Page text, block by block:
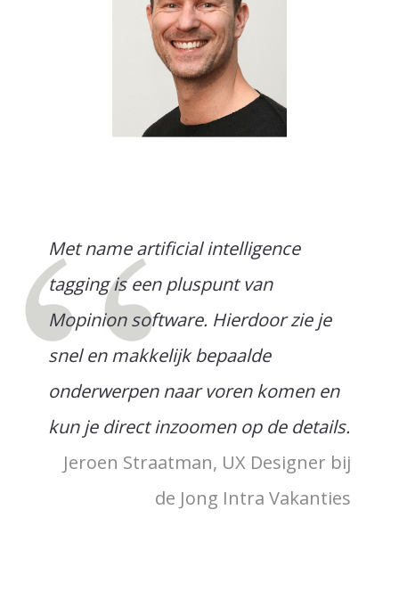
Met name artificial intelligence
tagging is een pluspunt van
Mopinion software. Hierdoor zie je
snel en makkelijk bepaalde
onderwerpen naar voren komen en
kun je direct inzoomen op de details.
Jeroen Straatman, UX Designer bij
de Jong Intra Vakanties